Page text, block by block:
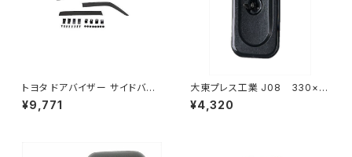
トヨタ ドアバイザー サイドバイ
ザー タンク 900系 ルーミー 9
00系 M900A M910A サイドド
¥9,771
大東プレス工業 J08 330×1
70 サイドミラー/バックミラー
L012 黒 DI-7B
¥4,320